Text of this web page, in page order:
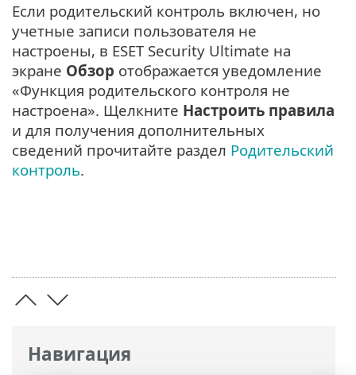
Навигация
Если родительский контроль включен, но
учетные записи пользователя не
настроены, в ESET Security Ultimate на
экране Обзор отображается уведомление
«Функция родительского контроля не
настроена». Щелкните Настроить правила
и для получения дополнительных
сведений прочитайте раздел Родительский
контроль.